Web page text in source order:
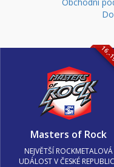
Masters of Rock
NEJVĚTŠÍ ROCKMETALOVÁ
UDÁLOST V ČESKÉ